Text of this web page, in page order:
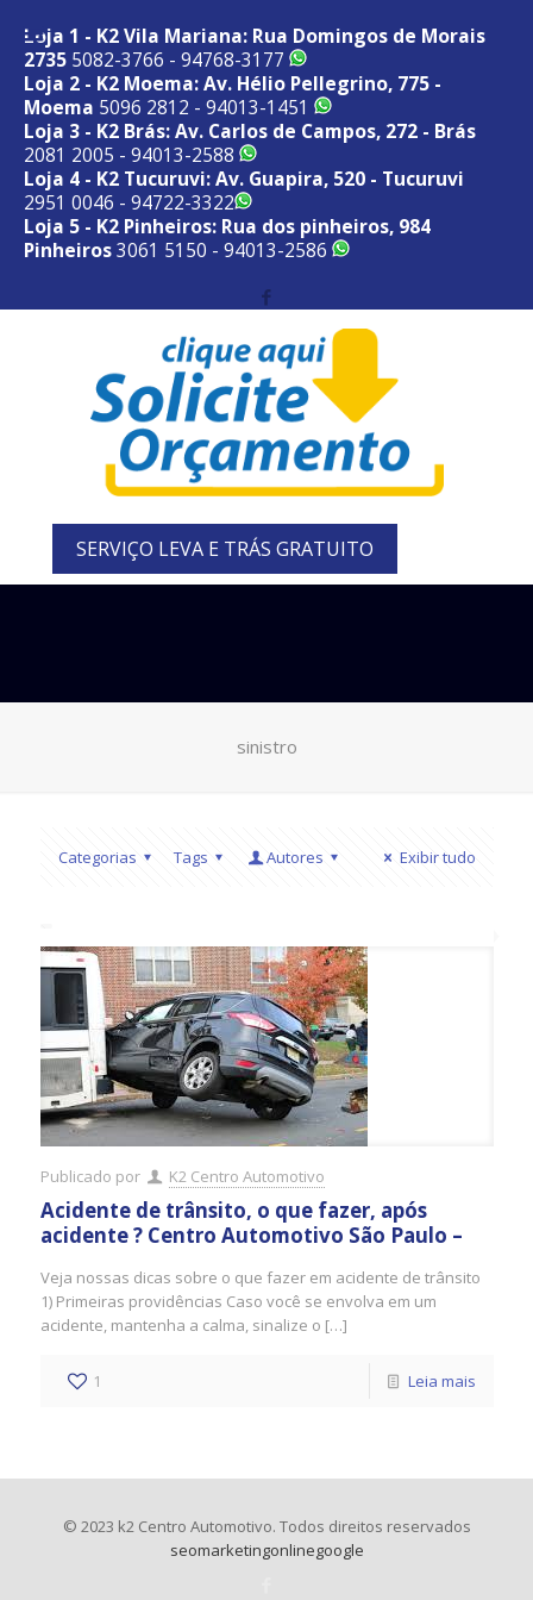
Loja 1 - K2 Vila Mariana: Rua Domingos de Morais
2735 5082-3766 - 94768-3177
Loja 2 - K2 Moema: Av. Hélio Pellegrino, 775 -
Moema 5096 2812 - 94013-1451
Loja 3 - K2 Brás: Av. Carlos de Campos, 272 - Brás
2081 2005 - 94013-2588
Loja 4 - K2 Tucuruvi: Av. Guapira, 520 - Tucuruvi
2951 0046 - 94722-3322
Loja 5 - K2 Pinheiros: Rua dos pinheiros, 984
Pinheiros3061 5150 - 94013-2586
SERVIÇO LEVA E TRÁS GRATUITO
sinistro
Categorias Tags Autores Exibir tudo
Publicado por K2 Centro Automotivo
Acidente de trânsito, o que fazer, após
acidente ? Centro Automotivo São Paulo –
Veja nossas dicas sobre o que fazer em acidente de trânsito
1) Primeiras providências Caso você se envolva em um
acidente, mantenha a calma, sinalize o […]
1 Leia mais
© 2023 k2 Centro Automotivo. Todos direitos reservados
seomarketingonlinegoogle